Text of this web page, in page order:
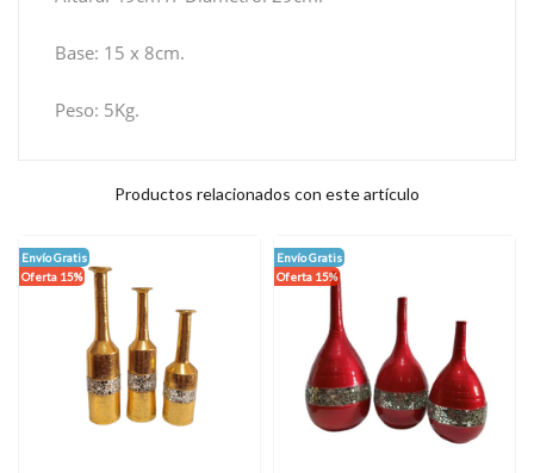
Base: 15 x 8cm.
Peso: 5Kg.
Productos relacionados con este artículo
Envío Gratis
Oferta 15%
Envío Gratis
Oferta 15%